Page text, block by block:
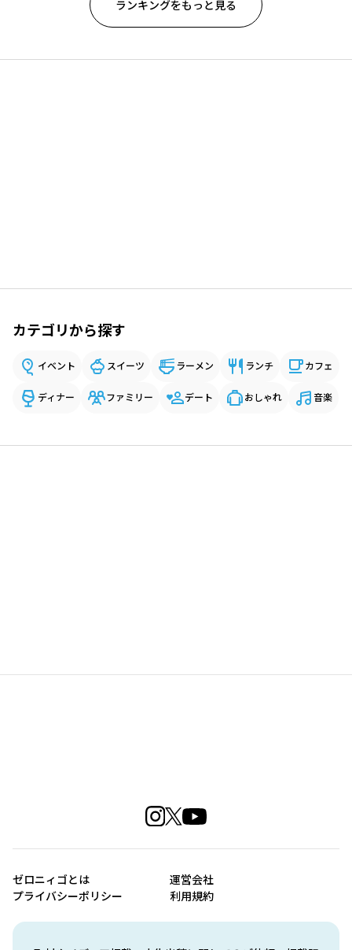
ランキングをもっと見る
カテゴリから探す
イベント スイーツ ラーメン ランチ カフェ
ディナー ファミリー デート おしゃれ 音楽
ゼロニィゴとは
運営会社
プライバシーポリシー
利用規約